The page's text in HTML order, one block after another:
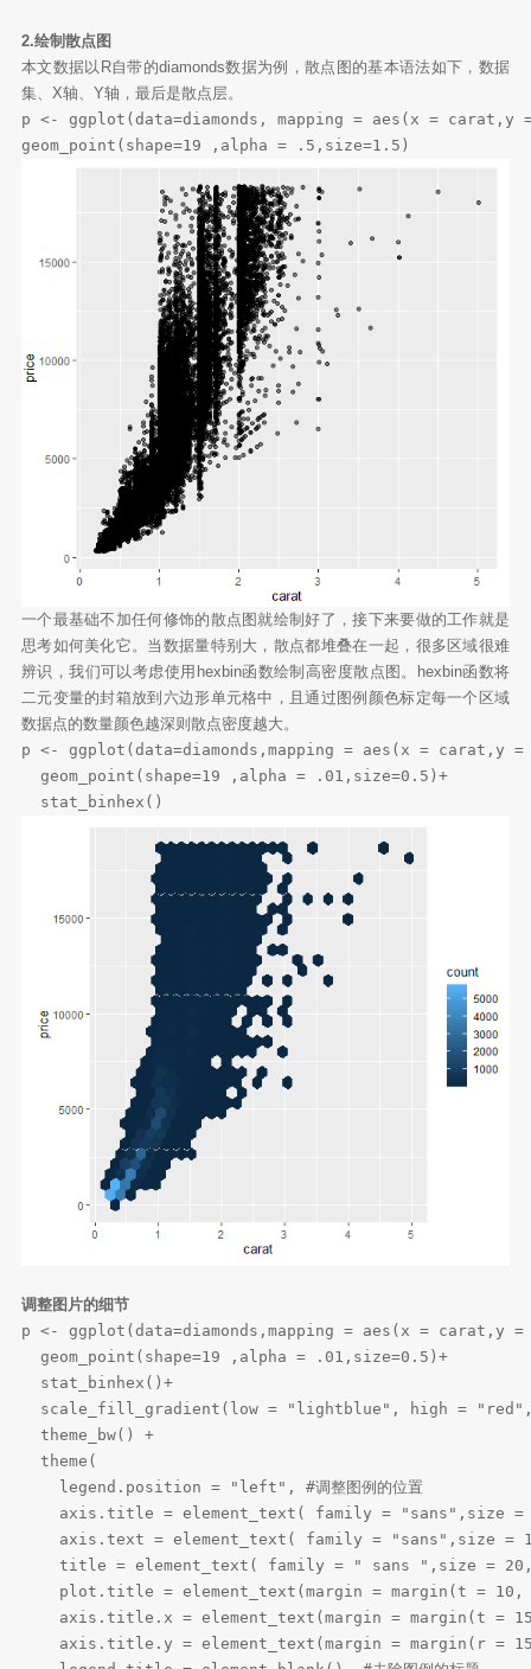
2.绘制散点图
本文数据以R自带的diamonds数据为例，散点图的基本语法如下，数据
集、X轴、Y轴，最后是散点层。
p <- ggplot(data=diamonds, mapping = aes(x = carat,y
geom_point(shape=19 ,alpha = .5,size=1.5)
一个最基础不加任何修饰的散点图就绘制好了，接下来要做的工作就是
思考如何美化它。当数据量特别大，散点都堆叠在一起，很多区域很难
辨识，我们可以考虑使用hexbin函数绘制高密度散点图。hexbin函数将
二元变量的封箱放到六边形单元格中，且通过图例颜色标定每一个区域
数据点的数量颜色越深则散点密度越大。
p <- ggplot(data=diamonds,mapping = aes(x = carat,y
geom_point(shape=19 ,alpha = .01,size=0.5)+
stat_binhex()
调整图片的细节
p <- ggplot(data=diamonds,mapping = aes(x = carat,y
geom_point(shape=19 ,alpha = .01,size=0.5)+
stat_binhex()+
scale_fill_gradient(low = "lightblue", high =
theme_bw() +
theme(
legend.position = "left", #调整图例的位置
axis.title = element_text( family = "sans",size =
axis.text = element_text( family = "sans",size =
title = element_text( family = " sans ",size = 20,face
plot.title = element_text(margin = margin(t = 10, b =
axis.title.x = element_text(margin = margin(t =
axis.title.y = element_text(margin = margin(r = 15)